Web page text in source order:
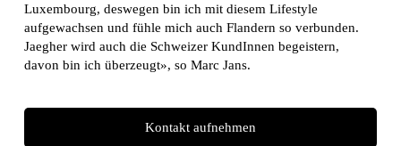
Luxembourg, deswegen bin ich mit diesem Lifestyle
aufgewachsen und fühle mich auch Flandern so verbunden.
Jaegher wird auch die Schweizer KundInnen begeistern,
davon bin ich überzeugt», so Marc Jans.
Kontakt aufnehmen